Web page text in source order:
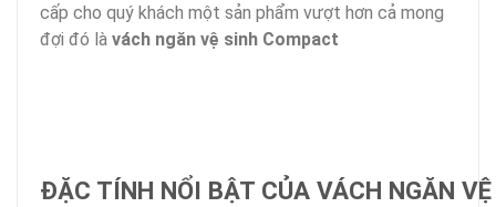
cấp cho quý khách một sản phẩm vượt hơn cả mong
đợi đó là vách ngăn vệ sinh Compact
ĐẶC TÍNH NỔI BẬT CỦA VÁCH NGĂN